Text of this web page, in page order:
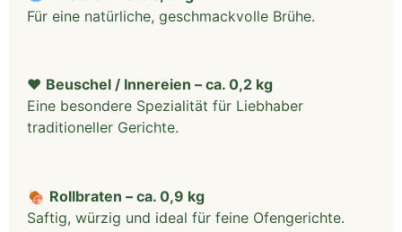
Für eine natürliche, geschmackvolle Brühe.
❤️ Beuschel / Innereien – ca. 0,2 kg
Eine besondere Spezialität für Liebhaber
traditioneller Gerichte.
🍖 Rollbraten – ca. 0,9 kg
Saftig, würzig und ideal für feine Ofengerichte.